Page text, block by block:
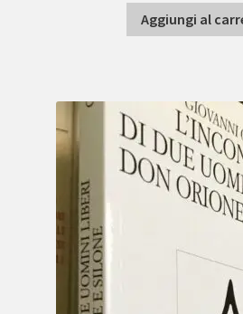
Aggiungi al